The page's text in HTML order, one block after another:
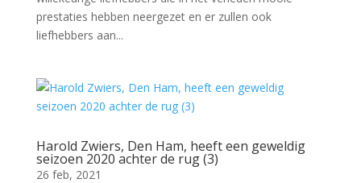
prestaties hebben neergezet en er zullen ook
liefhebbers aan...
Harold Zwiers, Den Ham, heeft een geweldig
seizoen 2020 achter de rug (3)
26 feb, 2021